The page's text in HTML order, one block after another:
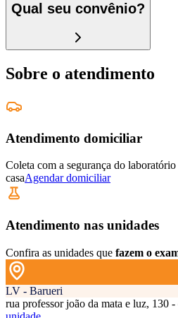
Qual seu convênio?
Sobre o atendimento
Atendimento domiciliar
Coleta com a segurança do
casaAgendar domiciliar
Atendimento nas unidades
Confira as unidades que fazem o
LV - Barueri
rua professor joão da mata e luz, 130 -